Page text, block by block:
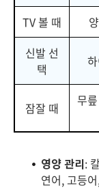
TV 볼 때
신발 선
택
잠잘 때
무
영양 관리:
연어, 고등